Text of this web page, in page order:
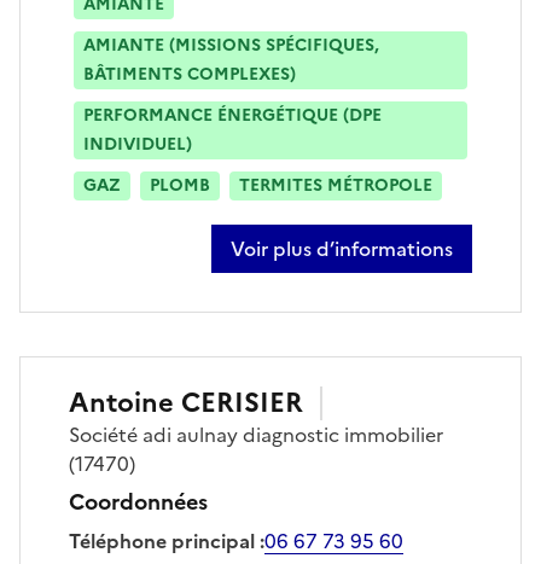
AMIANTE (MISSIONS SPÉCIFIQUES,
BÂTIMENTS COMPLEXES)
PERFORMANCE ÉNERGÉTIQUE (DPE
INDIVIDUEL)
GAZ
PLOMB TERMITES MÉTROPOLE
Voir plus d’informations
sur benoit corbineau
Antoine CERISIER
Société adi aulnay diagnostic immobilier
(17470)
Coordonnées
Téléphone principal:06 67 73 95 60